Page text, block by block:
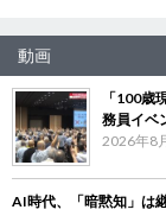
動画
「100
務員イベ
2026年8
AI時代、「暗黙知」は